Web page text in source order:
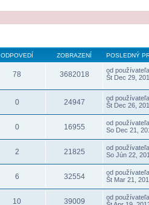
ODPOVEDÍ ZOBRAZENÍ POSLEDNÝ
78 3682018 od používateľa
Št Dec 29,
0 24947 od používateľa
Št Dec 26,
0 16955 od používateľa
So Dec 21,
2 21825 od používateľa
So Jún 22,
6 32554 od používateľa
Št Mar 21,
10 39009 od používateľa